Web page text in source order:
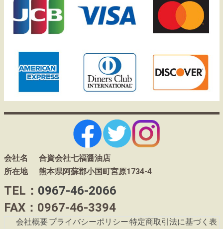
会社名
合資会社七福醤油店
所在地
熊本県阿蘇郡小国町宮原1734-4
TEL： 0967-46-2066
FAX：0967-46-3394
会社概要プライバシーポリシー特定商取引法に基づく表